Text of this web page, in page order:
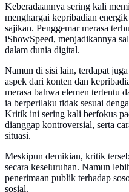
Keberadaannya sering kali
menghargai kepribadian
sajikan. Penggemar merasa
iShowSpeed, menjadikannya
dalam dunia digital.
Namun di sisi lain, terdapat
aspek dari konten dan
merasa bahwa elemen tertentu
ia berperilaku tidak sesuai
Kritik ini sering kali berfokus
dianggap kontroversial, serta
situasi.
Meskipun demikian, kritik
secara keseluruhan. Namun
penerimaan publik terhadap
sosial.